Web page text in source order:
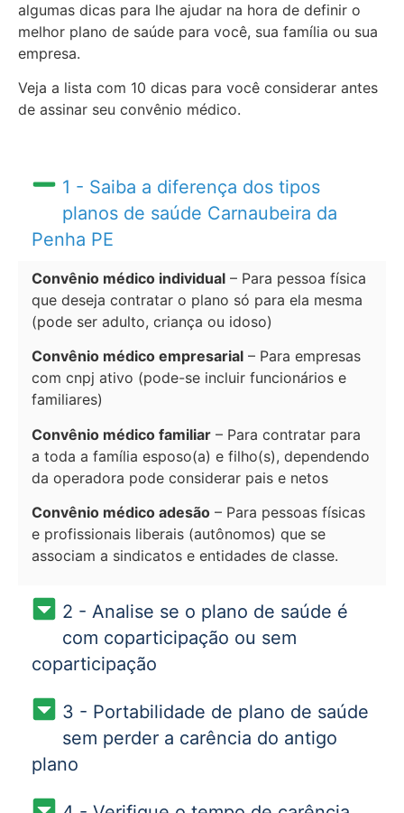
algumas dicas para lhe ajudar na hora de definir o
melhor plano de saúde para você, sua família ou sua
empresa.
Veja a lista com 10 dicas para você considerar antes
de assinar seu convênio médico.
1 - Saiba a diferença dos tipos
planos de saúde Carnaubeira da
Penha PE
Convênio médico individual – Para pessoa física
que deseja contratar o plano só para ela mesma
(pode ser adulto, criança ou idoso)
Convênio médico empresarial – Para empresas
com cnpj ativo (pode-se incluir funcionários e
familiares)
Convênio médico familiar – Para contratar para
a toda a família esposo(a) e filho(s), dependendo
da operadora pode considerar pais e netos
Convênio médico adesão – Para pessoas físicas
e profissionais liberais (autônomos) que se
associam a sindicatos e entidades de classe.
2 - Analise se o plano de saúde é
com coparticipação ou sem
coparticipação
3 - Portabilidade de plano de saúde
sem perder a carência do antigo
plano